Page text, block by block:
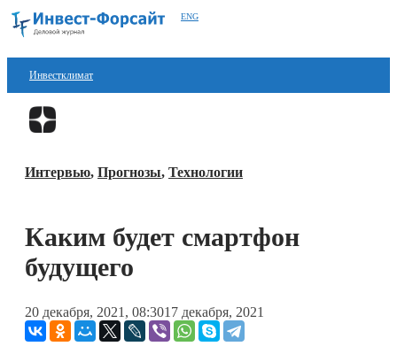
ENG
Инвестклимат
Финансы
Блокчейн
Книги
Интервью, Прогнозы, Технологии
Каким будет смартфон
будущего
20 декабря, 2021, 08:3017 декабря, 2021